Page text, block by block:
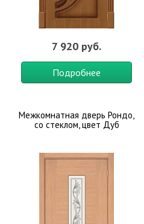
7 920 руб.
Подробнее
Межкомнатная дверь Рондо,
со стеклом, цвет Дуб